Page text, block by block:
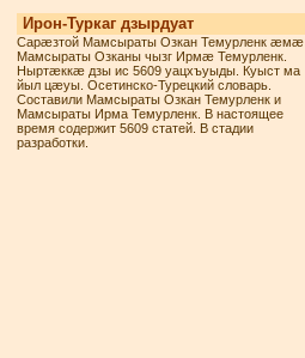
Ирон-Туркаг дзырдуат
Сарæзтой Мамсыраты Озкан Темурленк æмæ
Мамсыраты Озканы чызг Ирмæ Темурленк.
Ныртæккæ дзы ис 5609 уацхъуыды. Куыст ма
йыл цæуы. Осетинско-Турецкий словарь.
Составили Мамсыраты Озкан Темурленк и
Мамсыраты Ирма Темурленк. В настоящее
время содержит 5609 статей. В стадии
разработки.